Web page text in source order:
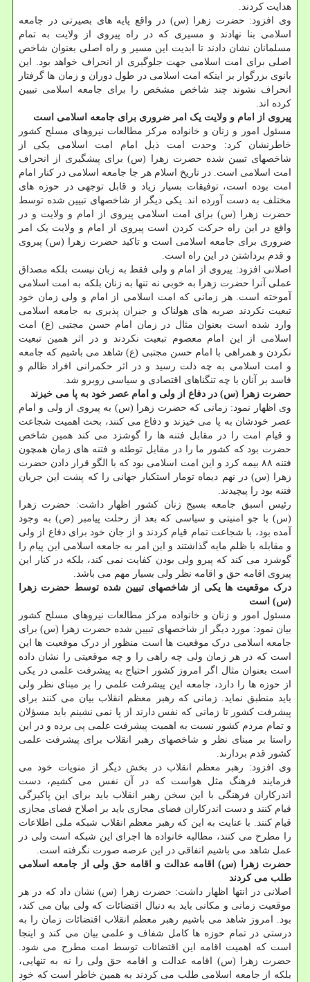
هدایت کردند.
وی افزود: حضرت زهرا (س) در واقع پایه های بصیرتی در جامعه
اسلامی بنا نهادند و مسیری که در راه پیروی از ولایت به تمام
مسلمانان نشان دادند تا ابدیت این مسیر و راه اصلی بعنوان شاخص
اصلی برای امت اسلامی جهت جلوگیری از انحراف خواهد بود. این
بانوی بزرگوار بر اینکه امت اسلامی در طول دوران و زمان ها گرفتار
انحراف نشوند چند شاخص مشخص را برای جامعه اسلامی تبیین
کرده اند.
پیروی از امام و ولایت یک امر ضروری برای جامعه اسلامی است
مسئول امور و زنان و خانواده مرکز مطالعات نیروهای مسلح کشور
خاطرنشان کرد: وحدت امت ذیل امام امت اسلامی یکی از
شاخصهای تبیین شده حضرت زهرا (س) برای پیشگیری از انحراف
امت اسلامی است. در تاریخ اسلام هر جا جامعه اسلامی در کنار امام
امت بوده است، توفیقات بسیار زیاد و قابل توجهی در حوزه های
مختلف به دست آورده اند. یکی دیگر از شاخصهای تبیین شده توسط
حضرت زهرا (س) برای امت اسلامی پیروی از امام و ولایت و در
واقع در این راه حرکت کردن است پیروی از امام و ولایت یک امر
ضروری برای جامعه اسلامی است و تاکید حضرت زهرا (س) پیروی
و قدم برداشتن در این راه است.
اصلانی افزود: پیروی از امام و ولی فقط به زبان نیست بلکه مصداق
عملی آنرا حضرت زهرا به خوبی نه تنها به زنان بلکه به امت اسلامی
آموخته است. هر زمانی که امت اسلامی از امام و ولی زمان خود
تبعیت نکردند ضربه های هولناک و جبران پذیری به جامعه اسلامی
وارد شده است بعنوان مثال در زمان امام حسن مجتبی (ع) امت
اسلامی از این امام معصوم تبعیت نکردند و در اثر همین تبعیت
نکردن و همراهی با امام حسن مجتبی (ع) شاهد می باشیم که جامعه
و امت اسلامی به چه ذلت رسید و در اثر حکمرانی افراد ظالم و
فاسد بر آنان با چه تنگناهای اقتصادی و سیاسی روبرو شد.
حضرت زهرا (س) در دفاع از ولی و امام عصر خود به پا می خیزند
وی اظهار نمود: زمانی که حضرت زهرا (س) به پیروی از ولی و امام
عصر خودشان به پا می خیزند و دفاع می کنند، بحث اهمیت شجاعت
و قیام امت را در مقابل فتنه ها را گوشزد می کند همین شاخص
حضرت بود که کشور ما را در مقابل توطئه و فتنه های زمان همچون
فتنه ۸۸ بیمه کرد و این امت اسلامی بود که با الگو قرار دادن حضرت
زهرا (س) در نهم دیماه تومار استکبار جهانی را که پشت این جریان
فتنه بود را پیچیدند.
رئیس اسبق جامعه بسیج زنان کشور اظهار داشت: حضرت زهرا
(س) با جو امنیتی و سیاسی که بعد از رحلت پیامبر (ص) به وجود
آمده بود، با شجاعت تمام قیام کردند و از جان خود برای دفاع از ولی
و مقابله با ظلم مایه گذاشتند و این امر به جامعه اسلامی این پیام را
گوشزد می کند که پیرو ولی بودن کفایت نمی کند، بلکه در کنار این
پیروی اقامه حق و اقامه نظر ولی بسیار مهم می باشد.
درک موقعیت ها یکی از شاخصهای تبیین شده توسط حضرت زهرا
(س) است
مسئول امور و زنان و خانواده مرکز مطالعات نیروهای مسلح کشور
بیان نمود: مورد دیگر از شاخصهای تبیین شده حضرت زهرا (س) برای
جامعه اسلامی درک موقعیت ها است منظور از درک موقعیت ها این
است که در هر زمان ولی چه راهی را و چه موقعیتی را نشان داده
است بعنوان مثال اگر امروز کشور احتیاج به پیشرفت علمی در یکی
از حوزه ها را دارد، جامعه این پیشرفت علمی را بر مبنای نظر ولی
باید منطبق نماید. زمانی که رهبر معظم انقلاب بیان می کنند برای
پیشرفت کشور تا زمانی که نفس دارند از پا نمی نشینم باید مسؤلان
و تمام مردم کشور نسبت به اهمیت پیشرفت علمی پی برده و در این
راستا بر مبنای نظر و شاخصهای رهبر انقلاب برای پیشرفت علمی
کشور قدم بردارند.
وی افزود: رهبر معظم انقلاب در بخش دیگر از منویات خود می
فرمایند فرهنگ مثل هواست که در آن نفس می کشیم، دست
اندرکاران فرهنگی با این سخن رهبر انقلاب باید برای این پاکیزگی
قیام کنند و دست اندرکاران فضای مجازی باید بر اصلاح فضای مجازی
قیام کنند. با عنایت به این که رهبر معظم انقلاب شبکه ملی اطلاعات
را مطرح می کنند، مطالبه خانواده ها اجرای این شبکه است ولی در
عمل شاهد می باشیم اتفاقی در این عرصه صورت نگرفته است.
حضرت زهرا (س) اقامه عدالت و اقامه حق ولی از جامعه اسلامی
طلب می کردند
اصلانی در انتها اظهار داشت: حضرت زهرا (س) نشان داد که در هر
موقعیت زمانی و مکانی باید به دنبال اقتضائات که ولی بیان می کند،
بود. امروز شاهد می باشیم رهبر معظم انقلاب اقتضائات زمان را به
درستی در تمام حوزه ها کامل شفاف و علمی بیان می کند و اینجا
است که اهمیت اقامه این اقتضائات توسط امت مطرح می شود.
حضرت زهرا (س) اقامه عدالت و اقامه حق ولی را نه به تنهایی،
بلکه از جامعه اسلامی طلب می کردند به همین خاطر است که خود